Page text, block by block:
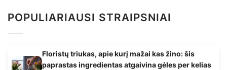
POPULIARIAUSI STRAIPSNIAI
Floristų triukas, apie kurį mažai kas žino: šis
paprastas ingredientas atgaivina gėles per kelias